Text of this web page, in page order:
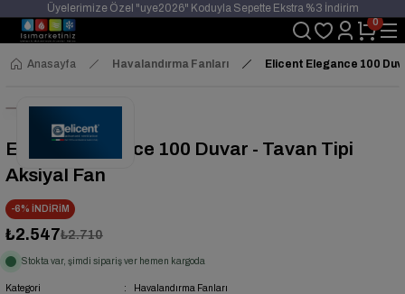
Üyelerimize Özel "uye2026" Koduyla Sepette Ekstra %3 İndirim
0
Anasayfa Havalandırma Fanları Elicent Elegance 100
Elicent Elegance 100 Duvar - Tavan Tipi
Aksiyal Fan
-6% İNDİRİM
₺2.547₺2.710
Stokta var, şimdi sipariş ver hemen kargoda
Kategori
Havalandırma Fanları